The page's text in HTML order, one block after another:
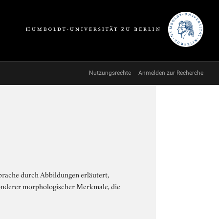
Nutzungsrechte Anmelden zur Recherche
durch Abbildungen erläutert,
morphologischer Merkmale, die